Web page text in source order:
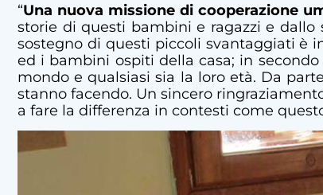
“Una nuova missione di cooperazione
storie di questi bambini e ragazzi e dallo
sostegno di questi piccoli svantaggiati è
ed i bambini ospiti della casa; in
mondo e qualsiasi sia la loro età. Da
stanno facendo. Un sincero
a fare la differenza in contesti come